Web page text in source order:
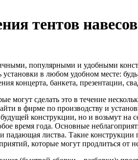
тентов навесов
популярными и удобными
в любом удобном месте:
концерта, банкета, презентации,
могут сделать это в течение
в фирме по производству и
конструкции, но и возьмут на
время года. Основные
падающая листва. Такие
которые могут продлиться от